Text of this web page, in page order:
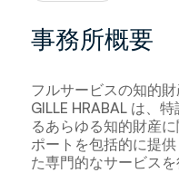
事務所概要
フルサービスの知的財
GILLE HRABAL は、
るあらゆる知的財産
ポートを包括的に提
た専門的なサービスを